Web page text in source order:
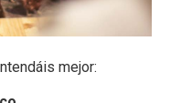
mejor: